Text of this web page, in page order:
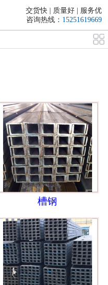
交货快 | 质量好 | 服务优
咨询热线： 15251619669
槽钢